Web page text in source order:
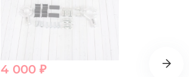
4 000 ₽ 3 740 ₽